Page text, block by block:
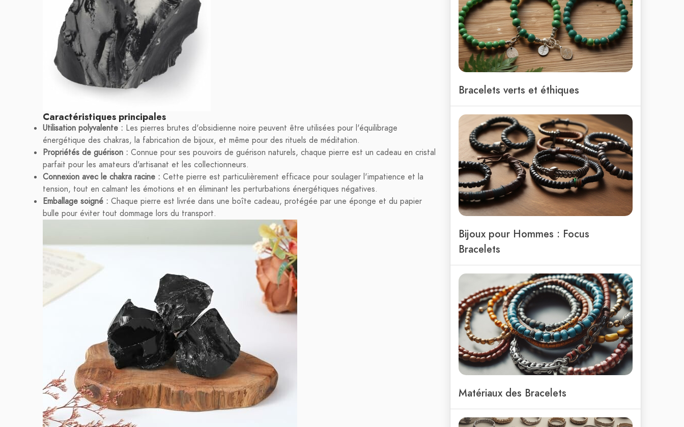
Caractéristiques principales
Utilisation polyvalente : Les pierres brutes d'obsidienne noire peuvent être utilisées pour l'équilibrage
énergétique des chakras, la fabrication de bijoux, et même pour des rituels de méditation.
Propriétés de guérison : Connue pour ses pouvoirs de guérison naturels, chaque pierre est un cadeau en cristal
parfait pour les amateurs d'artisanat et les collectionneurs.
Connexion avec le chakra racine : Cette pierre est particulièrement efficace pour soulager l'impatience et la
tension, tout en calmant les émotions et en éliminant les perturbations énergétiques négatives.
Emballage soigné : Chaque pierre est livrée dans une boîte cadeau, protégée par une éponge et du papier
bulle pour éviter tout dommage lors du transport.
Bracelets verts et éthiques
Bijoux pour Hommes : Focus
Bracelets
Matériaux des Bracelets